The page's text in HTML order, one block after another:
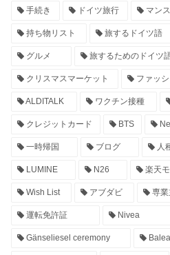
手続き ドイツ旅行 マン
持ち物リスト 旅するドイツ語
グルメ 旅するためのドイツ
クリスマスマーケット ファッ
ALDITALK ワクチン接種
クレジットカード BTS
一時帰国 ブログ 人
LUMINE N26 楽天
Wish List アブダビ 専
運転免許証 Nivea
Gänseliesel ceremony Balea